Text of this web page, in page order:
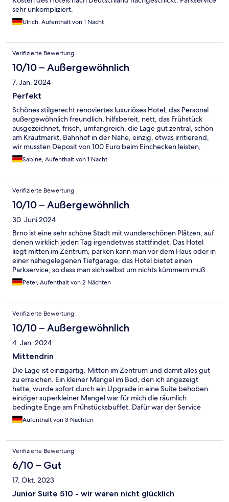
sehr unkompliziert.
Ulrich, Aufenthalt von 1 Nacht
Verifizierte Bewertung
10/10 – Außergewöhnlich
7. Jan. 2024
Perfekt
Schönes stilgerecht renoviertes luxuriöses Hotel, das Personal
außergewöhnlich freundlich, hilfsbereit, nett, das Frühstück
ausgezeichnet, frisch, umfangreich, die Lage gut zentral, schön
am Krautmarkt, Bahnhof in der Nähe, einzig, etwas irritierend,
wir mussten Deposit von 100 Euro beim Einchecken leisten,
Sabine, Aufenthalt von 1 Nacht
Verifizierte Bewertung
10/10 – Außergewöhnlich
30. Juni 2024
Brno ist eine sehr schöne Stadt mit wunderschönen Plätzen, auf
denen wirklich jeden Tag irgendetwas stattfindet. Das Hotel
liegt mitten im Zentrum, parken kann man vor dem Haus oder in
einer nahegelegenen Tiefgarage, das Hotel bietet einen
Parkservice, so dass man sich selbst um nichts kümmern muß.
Das Parken in tschechischen Großstädten ist grundsätzlich eher
teuer, daher ist der Preis des Hotels für das Parken
Peter, Aufenthalt von 2 Nächten
Verifizierte Bewertung
10/10 – Außergewöhnlich
4. Jan. 2024
Mittendrin
Die Lage ist einzigartig. Mitten im Zentrum und damit alles gut
zu erreichen. Ein kleiner Mangel im Bad, den ich angezeigt
hatte, wurde sofort durch ein Upgrade in eine Suite behoben..
einziger superkleiner Mangel war für mich die räumlich
bedingte Enge am Frühstücksbuffet. Dafür war der Service
hervorragend, stets freundlich und aufmerksam. Ich kann
dieses schöne alte Haus nur empfehlen.
Aufenthalt von 3 Nächten
Verifizierte Bewertung
6/10 – Gut
17. Okt. 2023
Junior Suite 510 - wir waren nicht glücklich